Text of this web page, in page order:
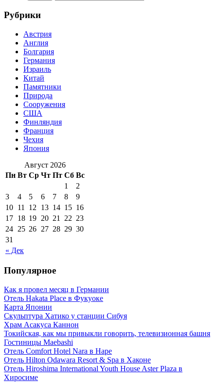
Рубрики
Австрия
Англия
Болгария
Германия
Израиль
Китай
Памятники
Природа
Сооружения
США
Финляндия
Франция
Чехия
Япония
Август 2026
Пн Вт Ср Чт Пт Сб Вс
« Дек
1
2
3
4 5 6 7 8
9
10 11 12 13 14 15 16
17 18 19 20 21 22 23
24 25 26 27 28 29 30
31
Популярное
Как я провел месяц в Германии
Отель Hakata Place в Фукуоке
Карта Японии
Скульптура Хатико у станции Сибуя
Храм Асакуса Каннон
Токийская, как мы привыкли говорить, телевизионная башня
Гостиницы Maebashi
Отель Comfort Hotel Nara в Наре
Отель Hilton Odawara Resort & Spa в Хаконе
Отель Hiroshima International Youth House Aster Plaza в
Хиросиме